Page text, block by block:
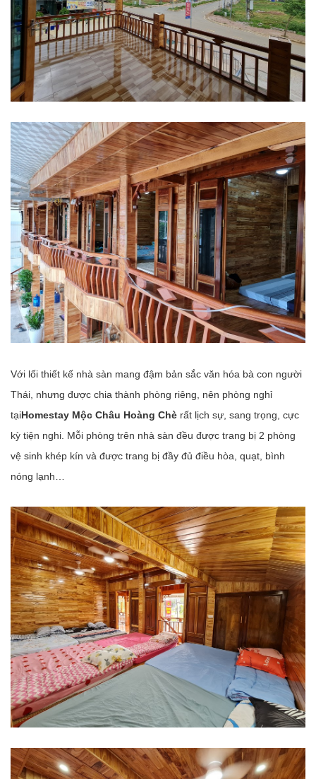
Với lối thiết kế nhà sàn mang đậm bản sắc văn hóa bà con người
Thái, nhưng được chia thành phòng riêng, nên phòng nghỉ
tạiHomestay Mộc Châu Hoàng Chè rất lịch sự, sang trọng, cực
kỳ tiện nghi. Mỗi phòng trên nhà sàn đều được trang bị 2 phòng
vệ sinh khép kín và được trang bị đầy đủ điều hòa, quạt, bình
nóng lạnh…